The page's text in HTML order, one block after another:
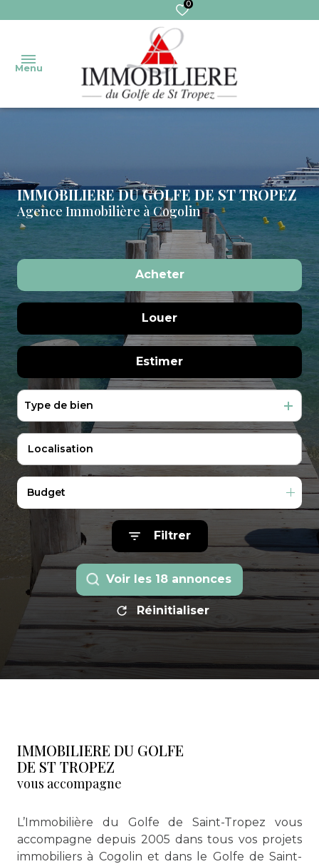
0
Menu
biens
Ventes
Ventes
immo
Pro
immo pro
Nos
services
Transaction
Gestion
Syndic
Syndic
Gestion
de
vacances
Contactez-
nous
IMMOBILIERE DU GOLFE DE ST TROPEZ
Agence Immobilière à Cogolin
Acheter
De l'immo pro
Louer
En saisonnier
De l'immo pro
Estimer
Type de bien
Budget
Filtrer
Voir les 18 annonces
Réinitialiser
IMMOBILIERE DU GOLFE
DE ST TROPEZ
vous accompagne
L’Immobilière du Golfe de Saint-Tropez vous
accompagne depuis 2005 dans tous vos projets
immobiliers à Cogolin et dans le Golfe de Saint-